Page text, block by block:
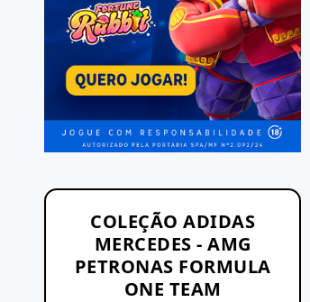
COLEÇÃO ADIDAS
MERCEDES - AMG
PETRONAS FORMULA
ONE TEAM